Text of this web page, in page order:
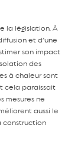
la législation. À
et d’une
son impact
des
à chaleur sont
cela paraissait
mesures ne
aussi le
construction